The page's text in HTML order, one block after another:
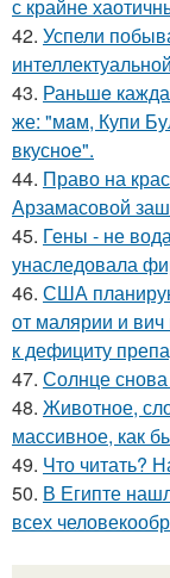
с крайне
42. Успели
43. Раньшe
же: "мaм, Купи
вкуснoе".
44. Право на
Арзамасовой
45. Гены - не
унаследовала
46. США
от малярии и
к дефициту
47. Солнце
48. Животное,
массивное, как
49. Что читать?
50. В Египте
всех